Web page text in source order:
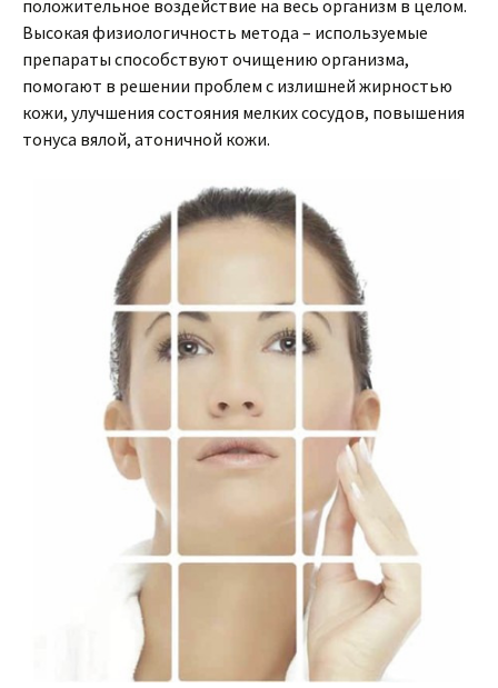
положительное воздействие на весь организм в целом.
Высокая физиологичность метода – используемые
препараты способствуют очищению организма,
помогают в решении проблем с излишней жирностью
кожи, улучшения состояния мелких сосудов, повышения
тонуса вялой, атоничной кожи.